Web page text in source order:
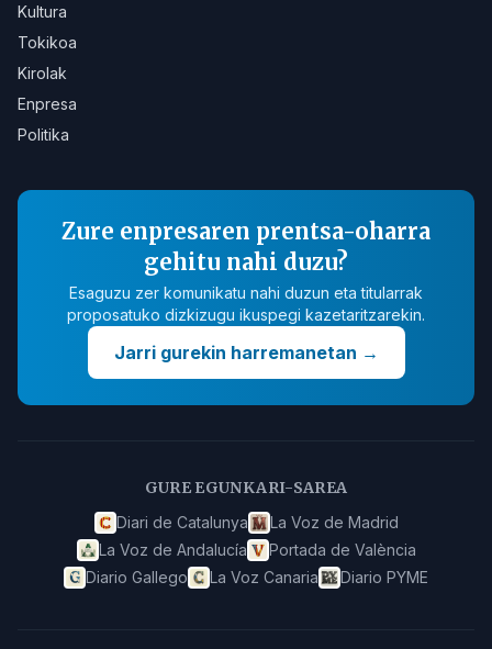
Kultura
Tokikoa
Kirolak
Enpresa
Politika
Zure enpresaren prentsa-oharra
gehitu nahi duzu?
Esaguzu zer komunikatu nahi duzun eta titularrak
proposatuko dizkizugu ikuspegi kazetaritzarekin.
Jarri gurekin harremanetan →
GURE EGUNKARI-SAREA
Diari de Catalunya
La Voz de Madrid
La Voz de Andalucía
Portada de València
Diario Gallego
La Voz Canaria Diario PYME